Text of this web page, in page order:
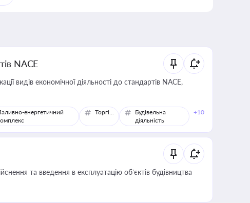
NACE
видів економічної діяльності до стандартів NACE,
енергетичний
Торгівля
Будівельна
діяльність
+10
та введення в експлуатацію об’єктів будівництва